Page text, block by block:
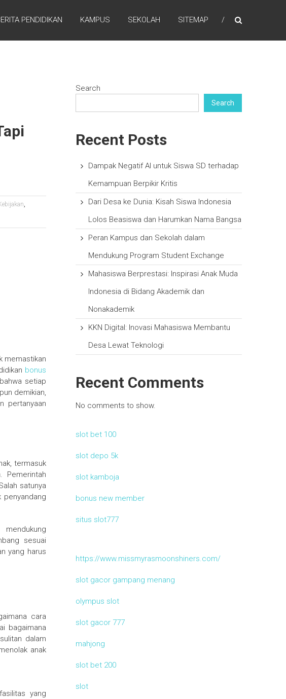
PENDIDIKAN KAMPUS SEKOLAH SITEMAP
,
memastikan
bonus
setiap
demikian,
pertanyaan
termasuk
Pemerintah
satunya
penyandang
sesuai
yang harus
cara
bagaimana
dalam
anak
yang
Search
Search
Recent Posts
Dampak Negatif AI untuk Siswa SD terhadap
Kemampuan Berpikir Kritis
Dari Desa ke Dunia: Kisah Siswa Indonesia
Lolos Beasiswa dan Harumkan Nama Bangsa
Peran Kampus dan Sekolah dalam
Mendukung Program Student Exchange
Mahasiswa Berprestasi: Inspirasi Anak Muda
Indonesia di Bidang Akademik dan
Nonakademik
KKN Digital: Inovasi Mahasiswa Membantu
Desa Lewat Teknologi
Recent Comments
No comments to show.
slot bet 100
slot depo 5k
slot kamboja
bonus new member
situs slot777
https://www.missmyrasmoonshiners.com/
slot gacor gampang menang
olympus slot
slot gacor 777
mahjong
slot bet 200
slot